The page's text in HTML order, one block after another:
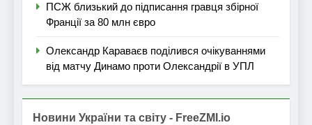
ПСЖ близький до підписання гравця збірної
Франції за 80 млн євро
Олександр Караваєв поділився очікуваннями
від матчу Динамо проти Олександрії в УПЛ
Новини України та світу - FreeZMI.io